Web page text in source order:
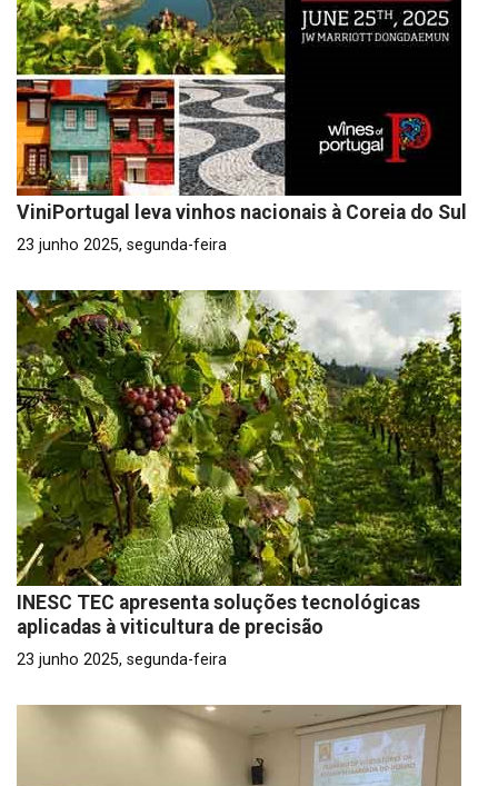
ViniPortugal leva vinhos nacionais à Coreia do Sul
23 junho 2025, segunda-feira
INESC TEC apresenta soluções tecnológicas
aplicadas à viticultura de precisão
23 junho 2025, segunda-feira